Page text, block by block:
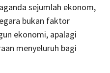
sejumlah ekonom,
bukan faktor
ekonomi, apalagi
menyeluruh bagi